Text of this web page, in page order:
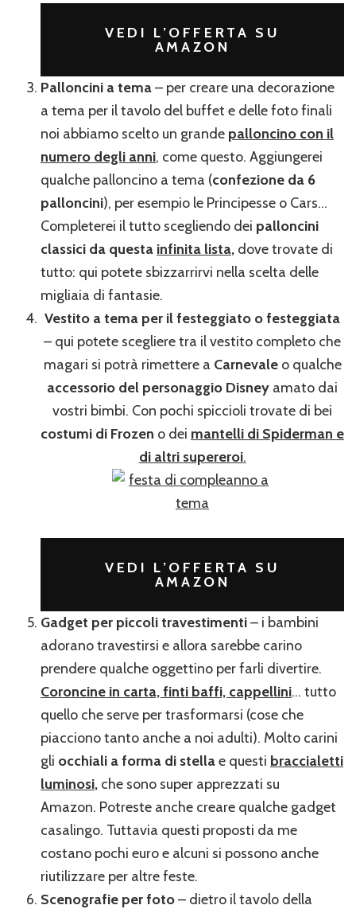
VEDI L’OFFERTA SU
AMAZON
Palloncini a tema– per creare una decorazione
a tema per il tavolo del buffet e delle foto finali
noi abbiamo scelto un grande palloncino con il
numero degli anni, come questo. Aggiungerei
qualche palloncino a tema (confezione da 6
palloncini), per esempio le Principesse o Cars…
Completerei il tutto scegliendo dei palloncini
classici da questa infinita lista, dove trovate di
tutto: qui potete sbizzarrirvi nella scelta delle
migliaia di fantasie.
Vestito a tema per il festeggiato o festeggiata
– qui potete scegliere tra il vestito completo che
magari si potrà rimettere a Carnevaleo qualche
accessorio del personaggio Disney amato dai
vostri bimbi. Con pochi spiccioli trovate di bei
costumi di Frozen o dei mantelli di Spiderman e
di altri supereroi.
VEDI L’OFFERTA SU
AMAZON
Gadget per piccoli travestimenti– i bambini
adorano travestirsi e allora sarebbe carino
prendere qualche oggettino per farli divertire.
Coroncine in carta, finti baffi, cappellini… tutto
quello che serve per trasformarsi (cose che
piacciono tanto anche a noi adulti). Molto carini
gli occhiali a forma di stellae questi braccialetti
luminosi, che sono super apprezzati su
Amazon. Potreste anche creare qualche gadget
casalingo. Tuttavia questi proposti da me
costano pochi euro e alcuni si possono anche
riutilizzare per altre feste.
Scenografie per foto– dietro il tavolo della